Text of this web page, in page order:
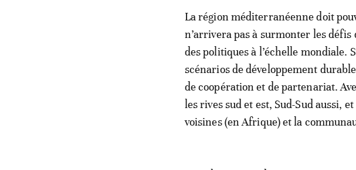
La région méditerranéenne doit
n’arrivera pas à surmonter les
des politiques à l’échelle mondiale.
scénarios de développement
de coopération et de partenariat.
les rives sud et est, Sud-Sud aussi,
voisines (en Afrique) et la